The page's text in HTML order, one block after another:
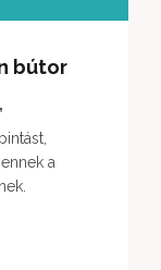
bútor
a